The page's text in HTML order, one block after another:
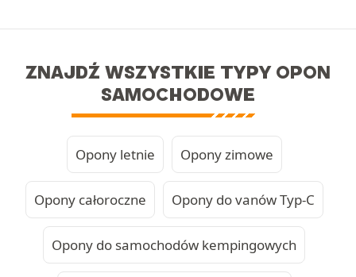
ZNAJDŹ WSZYSTKIE TYPY OPON
SAMOCHODOWE
Opony letnie Opony zimowe
Opony całoroczne Opony do vanów Typ-C
Opony do samochodów kempingowych